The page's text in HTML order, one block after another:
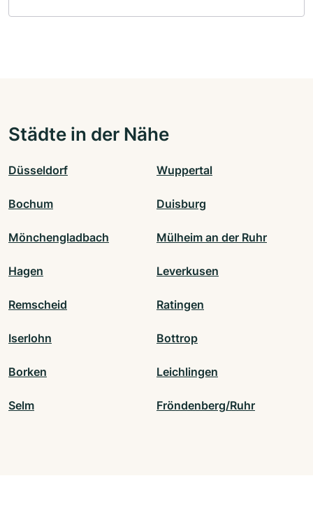
Städte in der Nähe
Düsseldorf Wuppertal
Bochum Duisburg
Mönchengladbach Mülheim an der Ruhr
Hagen Leverkusen
Remscheid Ratingen
Iserlohn Bottrop
Borken Leichlingen
Selm Fröndenberg/Ruhr